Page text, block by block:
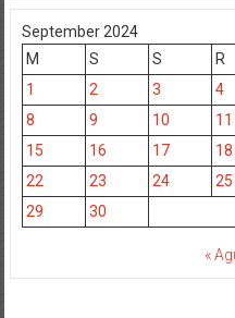
September 2024
M
S S R
1
2 3 4
8
9 10 11
15
16 17 18
22
23 24 25
29
30
«